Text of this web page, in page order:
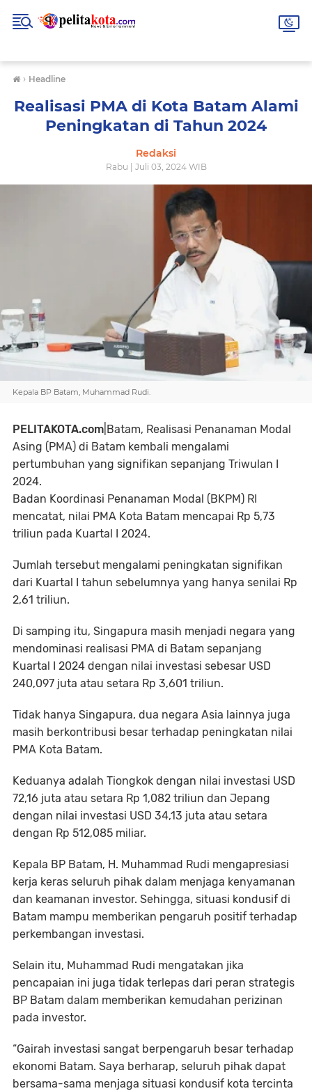
› Headline
Realisasi PMA di Kota Batam Alami
Peningkatan di Tahun 2024
Redaksi
Rabu | Juli 03, 2024 WIB
Kepala BP Batam, Muhammad Rudi.
PELITAKOTA.com |Batam, Realisasi Penanaman Modal
Asing (PMA) di Batam kembali mengalami
pertumbuhan yang signifikan sepanjang Triwulan I
2024.
Badan Koordinasi Penanaman Modal (BKPM) RI
mencatat, nilai PMA Kota Batam mencapai Rp 5,73
triliun pada Kuartal I 2024.
Jumlah tersebut mengalami peningkatan signifikan
dari Kuartal I tahun sebelumnya yang hanya senilai Rp
2,61 triliun.
Di samping itu, Singapura masih menjadi negara yang
mendominasi realisasi PMA di Batam sepanjang
Kuartal I 2024 dengan nilai investasi sebesar USD
240,097 juta atau setara Rp 3,601 triliun.
Tidak hanya Singapura, dua negara Asia lainnya juga
masih berkontribusi besar terhadap peningkatan nilai
PMA Kota Batam.
Keduanya adalah Tiongkok dengan nilai investasi USD
72,16 juta atau setara Rp 1,082 triliun dan Jepang
dengan nilai investasi USD 34,13 juta atau setara
dengan Rp 512,085 miliar.
Kepala BP Batam, H. Muhammad Rudi mengapresiasi
kerja keras seluruh pihak dalam menjaga kenyamanan
dan keamanan investor. Sehingga, situasi kondusif di
Batam mampu memberikan pengaruh positif terhadap
perkembangan investasi.
Selain itu, Muhammad Rudi mengatakan jika
pencapaian ini juga tidak terlepas dari peran strategis
BP Batam dalam memberikan kemudahan perizinan
pada investor.
“Gairah investasi sangat berpengaruh besar terhadap
ekonomi Batam. Saya berharap, seluruh pihak dapat
bersama-sama menjaga situasi kondusif kota tercinta